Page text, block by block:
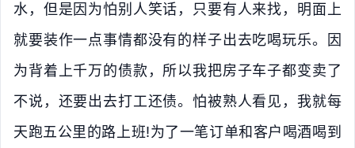
水，但是因为怕别人笑话，只要有人来找，明面上
就要装作一点事情都没有的样子出去吃喝玩乐。因
为背着上千万的债款，所以我把房子车子都变卖了
不说，还要出去打工还债。怕被熟人看见，我就每
天跑五公里的路上班!为了一笔订单和客户喝酒喝到